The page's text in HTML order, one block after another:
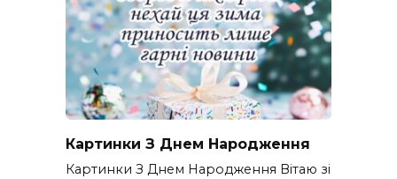
Картинки З Днем Народження
Картинки З Днем Народження Вітаю зі